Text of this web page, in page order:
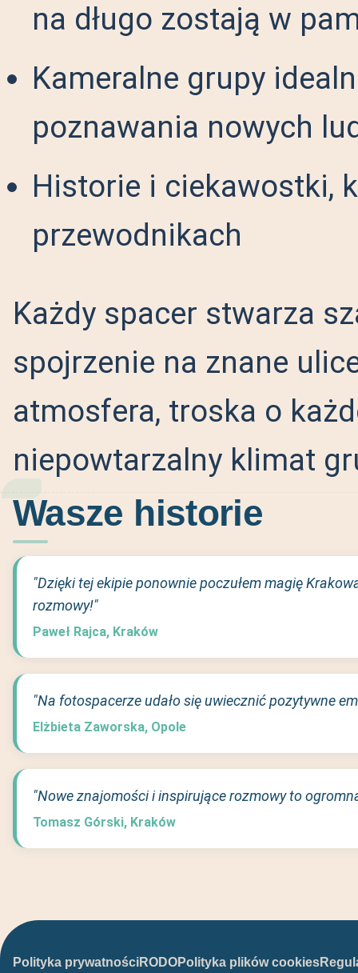
na długo zostają w
Kameralne grupy
poznawania nowych
Historie i ciekawostki,
przewodnikach
Każdy spacer stwarza
spojrzenie na znane
atmosfera, troska o
niepowtarzalny klimat
Wasze historie
"Dzięki tej ekipie ponownie poczułem magię
rozmowy!"
Paweł Rajca, Kraków
"Na fotospacerze udało się uwiecznić pozytywne
Elżbieta Zaworska, Opole
"Nowe znajomości i inspirujące rozmowy to
Tomasz Górski, Kraków
Polityka prywatnościRODOPolityka plików cookies